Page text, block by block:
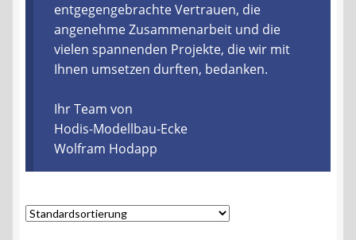
Öle- und Schmierstoff Verordnung
Vereine & Foren
Kontakt
entgegengebrachte Vertrauen, die
angenehme Zusammenarbeit und die
vielen spannenden Projekte, die wir mit
Ihnen umsetzen durften, bedanken.
Ihr Team von
Hodis-Modellbau-Ecke
Wolfram Hodapp